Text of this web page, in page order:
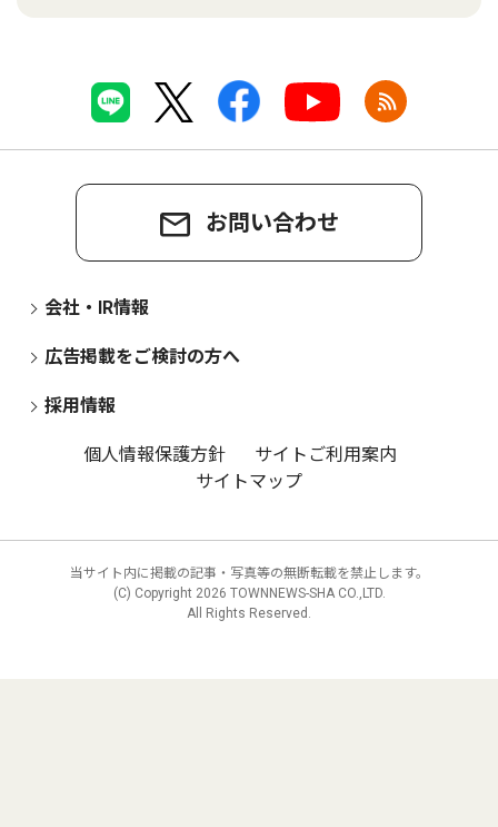
お問い合わせ
会社・IR情報
広告掲載をご検討の方へ
採用情報
個人情報保護方針
サイトご利用案内
サイトマップ
当サイト内に掲載の記事・写真等の無断転載を禁止します。
(C) Copyright 2026 TOWNNEWS-SHA CO.,LTD.
All Rights Reserved.